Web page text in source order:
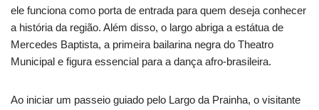
ele funciona como porta de entrada para quem deseja conhecer
a história da região. Além disso, o largo abriga a estátua de
Mercedes Baptista, a primeira bailarina negra do Theatro
Municipal e figura essencial para a dança afro-brasileira.
Ao iniciar um passeio guiado pelo Largo da Prainha, o visitante